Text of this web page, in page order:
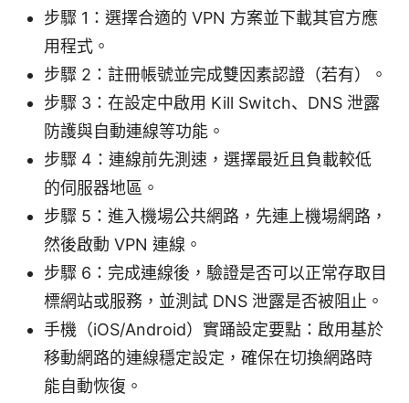
步驟 1：選擇合適的 VPN 方案並下載其官方應
用程式。
步驟 2：註冊帳號並完成雙因素認證（若有）。
步驟 3：在設定中啟用 Kill Switch、DNS 泄露
防護與自動連線等功能。
步驟 4：連線前先測速，選擇最近且負載較低
的伺服器地區。
步驟 5：進入機場公共網路，先連上機場網路，
然後啟動 VPN 連線。
步驟 6：完成連線後，驗證是否可以正常存取目
標網站或服務，並測試 DNS 泄露是否被阻止。
手機（iOS/Android）實踊設定要點：啟用基於
移動網路的連線穩定設定，確保在切換網路時
能自動恢復。